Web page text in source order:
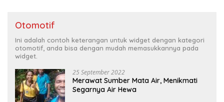
Otomotif
Ini adalah contoh keterangan untuk widget dengan kategori
otomotif, anda bisa dengan mudah memasukkannya pada
widget.
25 September 2022
Merawat Sumber Mata Air, Menikmati
Segarnya Air Hewa